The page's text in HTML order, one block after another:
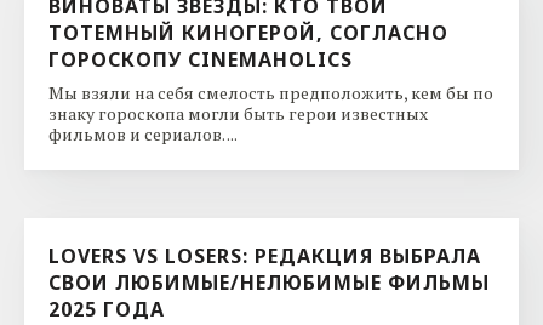
ВИНОВАТЫ ЗВЕЗДЫ: КТО ТВОЙ
ТОТЕМНЫЙ КИНОГЕРОЙ, СОГЛАСНО
ГОРОСКОПУ CINEMAHOLICS
Мы взяли на себя смелость предположить, кем бы по
знаку гороскопа могли быть герои известных
фильмов и сериалов. ...
LOVERS VS LOSERS: РЕДАКЦИЯ ВЫБРАЛА
СВОИ ЛЮБИМЫЕ/НЕЛЮБИМЫЕ ФИЛЬМЫ
2025 ГОДА